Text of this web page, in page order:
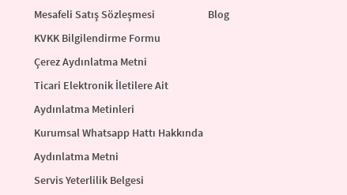
Mesafeli Satış Sözleşmesi
KVKK Bilgilendirme Formu
Çerez Aydınlatma Metni
Ticari Elektronik İletilere Ait
Aydınlatma Metinleri
Kurumsal Whatsapp Hattı Hakkında
Aydınlatma Metni
Servis Yeterlilik Belgesi
Blog